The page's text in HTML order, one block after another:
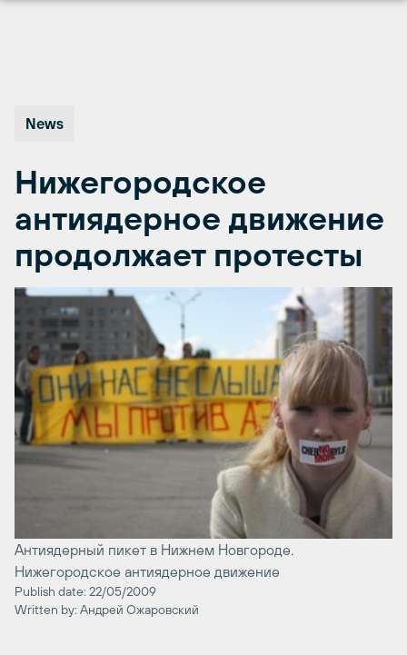
News
Нижегородское
антиядерное движение
продолжает протесты
Антиядерный пикет в Нижнем Новгороде.
Нижегородское антиядерное движение
Publish date: 22/05/2009
Written by: Андрей Ожаровский